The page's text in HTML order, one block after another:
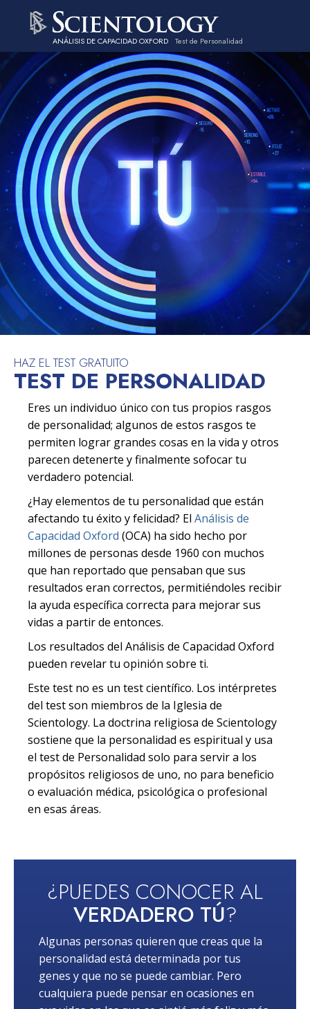
ANÁLISIS DE CAPACIDAD OXFORD Test de Personalidad
HAZ EL TEST GRATUITO
TEST DE PERSONALIDAD
Eres un individuo único con tus propios rasgos
de personalidad; algunos de estos rasgos te
permiten lograr grandes cosas en la vida y otros
parecen detenerte y finalmente sofocar tu
verdadero potencial.
¿Hay elementos de tu personalidad que están
afectando tu éxito y felicidad? El Análisis de
Capacidad Oxford (OCA) ha sido hecho por
millones de personas desde 1960 con muchos
que han reportado que pensaban que sus
resultados eran correctos, permitiéndoles recibir
la ayuda específica correcta para mejorar sus
vidas a partir de entonces.
Los resultados del Análisis de Capacidad Oxford
pueden revelar tu opinión sobre ti.
Este test no es un test científico. Los intérpretes
del test son miembros de la Iglesia de
Scientology. La doctrina religiosa de Scientology
sostiene que la personalidad es espiritual y usa
el test de Personalidad solo para servir a los
propósitos religiosos de uno, no para beneficio
o evaluación médica, psicológica o profesional
en esas áreas.
¿PUEDES CONOCER AL
VERDADERO TÚ?
Algunas personas quieren que creas que la
personalidad está determinada por tus
genes y que no se puede cambiar. Pero
cualquiera puede pensar en ocasiones en